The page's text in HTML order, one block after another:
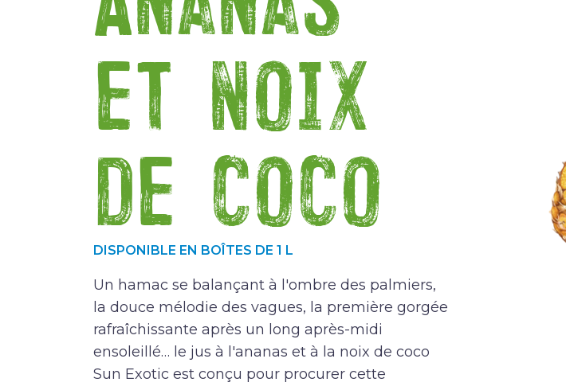
et noix
de coco
DISPONIBLE EN BOÎTES DE 1 L
Un hamac se balançant à l'ombre des palmiers,
la douce mélodie des vagues, la première gorgée
rafraîchissante après un long après-midi
ensoleillé… le jus à l'ananas et à la noix de coco
Sun Exotic est conçu pour procurer cette